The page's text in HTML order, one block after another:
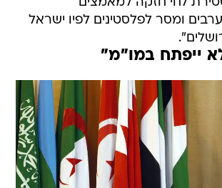
ומסר לפלסטינים לפיו ישראל
ייפתח במו"מ"